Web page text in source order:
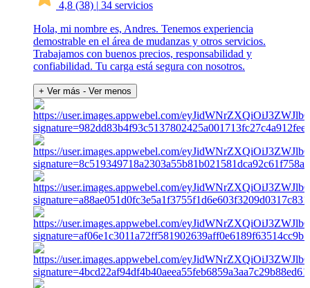
4,8 (38) | 34 servicios
Hola, mi nombre es, Andres. Tenemos experiencia
demostrable en el área de mudanzas y otros servicios.
Trabajamos con buenos precios, responsabilidad y
confiabilidad. Tu carga está segura con nosotros.
+ Ver más - Ver menos